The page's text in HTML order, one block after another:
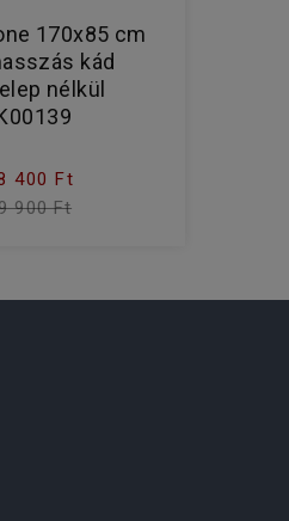
170x85 cm
kád
nélkül
400 Ft
900 Ft